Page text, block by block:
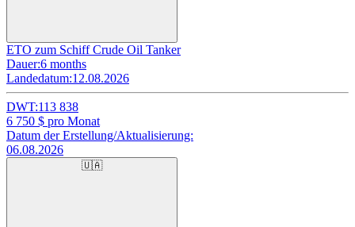
ETO zum Schiff Crude Oil Tanker
Dauer:6 months
Landedatum:12.08.2026
DWT:113 838
6 750 $ pro Monat
Datum der Erstellung/Aktualisierung:
06.08.2026
🇺🇦